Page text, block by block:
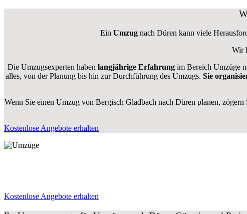
Ein Umzug nach Düren kann viele
Wir
Die Umzugsexperten haben langjährige Erfahrungim Bereich Umzüge
alles, von der Planung bis hin zur Durchführung des Umzugs. Sie
Wenn Sie einen Umzug von Bergisch Gladbach nach Düren planen,
Kostenlose Angebote erhalten
Kostenlose Angebote erhalten